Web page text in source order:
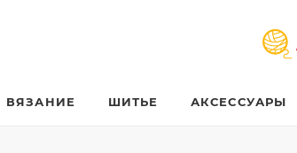
ВЯЗАНИЕ ШИТЬЕ АКСЕССУАРЫ